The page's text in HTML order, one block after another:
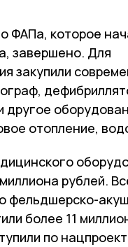
ФАПа, которое
завершено. Для
закупили
другое
отопление,
рублей.
фельдшерско-
более 11
по